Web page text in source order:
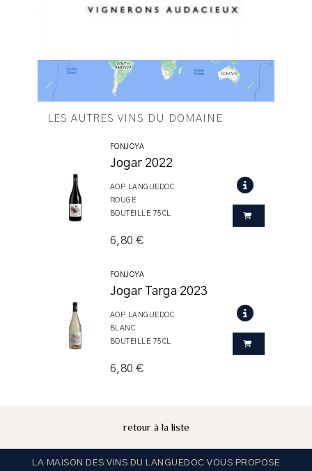
LES AUTRES VINS DU DOMAINE
FONJOYA
Jogar 2022
AOP LANGUEDOC
ROUGE
BOUTEILLE 75CL
6,80 €
FONJOYA
Jogar Targa 2023
AOP LANGUEDOC
BLANC
BOUTEILLE 75CL
6,80 €
retour à la liste
LA MAISON DES VINS DU LANGUEDOC VOUS PROPOSE